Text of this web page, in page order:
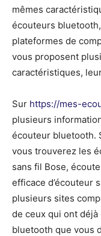
mêmes
écouteurs
plateformes de
vous proposent
caractéristiques,
Sur https://mes-
plusieurs
écouteur bluetooth.
vous trouverez les
sans fil Bose,
efficace d’écouteur
plusieurs sites
de ceux qui ont déjà
bluetooth que vous